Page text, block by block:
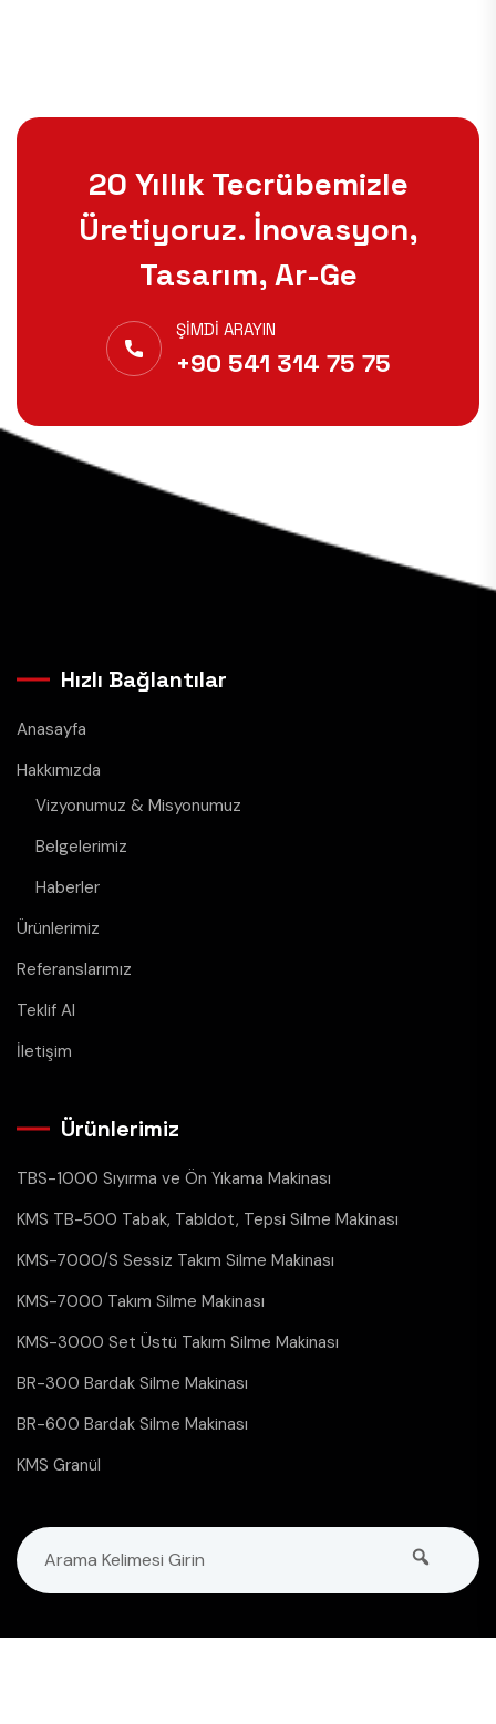
20 Yıllık Tecrübemizle
Üretiyoruz. İnovasyon,
Tasarım, Ar-Ge
ŞIMDI ARAYIN
+90 541 314 75 75
Hızlı Bağlantılar
Anasayfa
Hakkımızda
Vizyonumuz & Misyonumuz
Belgelerimiz
Haberler
Ürünlerimiz
Referanslarımız
Teklif Al
İletişim
Ürünlerimiz
TBS-1000 Sıyırma ve Ön Yıkama Makinası
KMS TB-500 Tabak, Tabldot, Tepsi Silme Makinası
KMS-7000/S Sessiz Takım Silme Makinası
KMS-7000 Takım Silme Makinası
KMS-3000 Set Üstü Takım Silme Makinası
BR-300 Bardak Silme Makinası
BR-600 Bardak Silme Makinası
KMS Granül